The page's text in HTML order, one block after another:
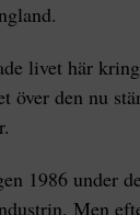
livet här
över den nu
1986 under
Men